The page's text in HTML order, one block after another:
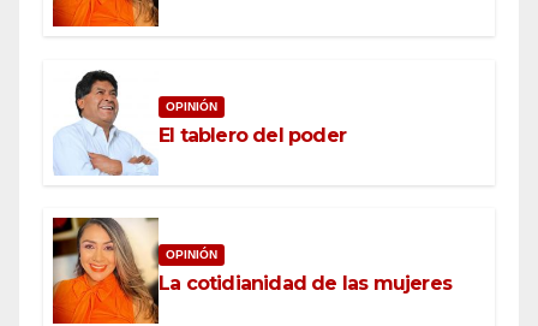
OPINIÓN
El tablero del poder
OPINIÓN
La cotidianidad de las mujeres